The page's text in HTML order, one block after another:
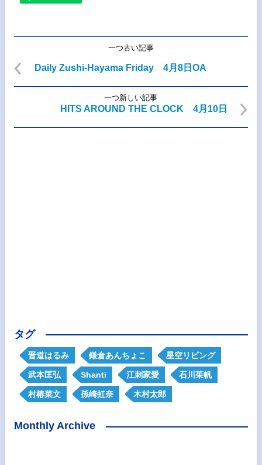
一つ古い記事
Daily Zushi-Hayama Friday 4月8日OA
一つ新しい記事
HITS AROUND THE CLOCK 4月10日
タグ
晋道はるみ 鎌倉あんちょこ 星空リビング
武本匡弘 Shanti 江刺家愛 石川茱帆
村椿菜文 孫崎虹奈 木村太郎
Monthly Archive